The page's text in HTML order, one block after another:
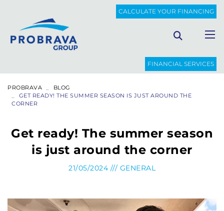
CALCULATE YOUR FINANCING
FINANCIAL SERVICES
PROBRAVA
BLOG
GET READY! THE SUMMER SEASON IS JUST AROUND THE
CORNER
Get ready! The summer season
is just around the corner
21/05/2024 /// GENERAL